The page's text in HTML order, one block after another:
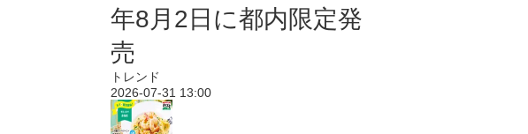
年8月2日に都内限定発
売
トレンド
2026-07-31 13:00